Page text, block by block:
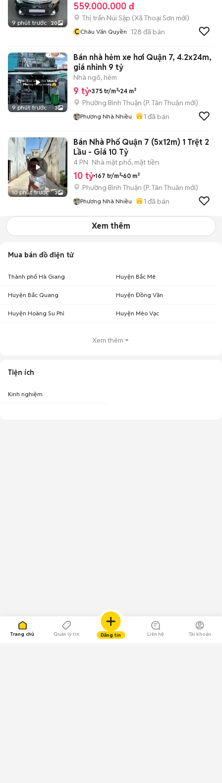
Trang chủ Quản lý tin Đăng tin Liên hệ Tài khoản
9 phút trước 20
559.000.000 đ
Thị trấn Núi Sập (Xã Thoại Sơn mới)
CChâu Văn Quyền 128 đã bán
9 phút trước 3
Bán nhà hẻm xe hơi Quận 7, 4.2x24m,
giá nhỉnh 9 tỷ
Nhà ngõ, hẻm
9 tỷ 375 tr/m² 24 m²
Phường Bình Thuận (P. Tân Thuận mới)
Phương Nhà Nhiều 1 đã bán
10 phút trước 3
Bán Nhà Phố Quận 7 (5x12m) 1 Trệt 2
Lầu - Giá 10 Tỷ
4 PN Nhà mặt phố, mặt tiền
10 tỷ 167 tr/m² 60 m²
Phường Bình Thuận (P. Tân Thuận mới)
Phương Nhà Nhiều 1 đã bán
Xem thêm
Mua bán đồ điện tử
Thành phố Hà Giang Huyện Bắc Mê
Huyện Bắc Quang Huyện Đồng Văn
Huyện Hoàng Su Phì Huyện Mèo Vạc
Xem thêm
Tiện ích
Kinh nghiệm